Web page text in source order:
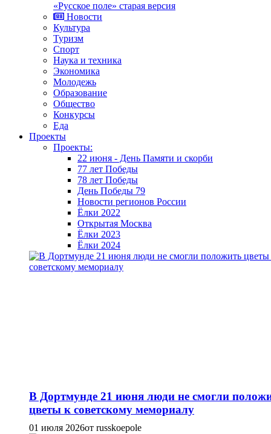
«Русское поле» старая версия
Новости
Культура
Туризм
Спорт
Наука и техника
Экономика
Молодежь
Образование
Общество
Конкурсы
Еда
Проекты
Проекты:
22 июня - День Памяти и скорби
77 лет Победы
78 лет Победы
День Победы 79
Новости регионов России
Ёлки 2022
Открытая Москва
Ёлки 2023
Ёлки 2024
В Дортмунде 21 июня люди не смогли
цветы к советскому мемориалу
01 июля 2026от russkoepole